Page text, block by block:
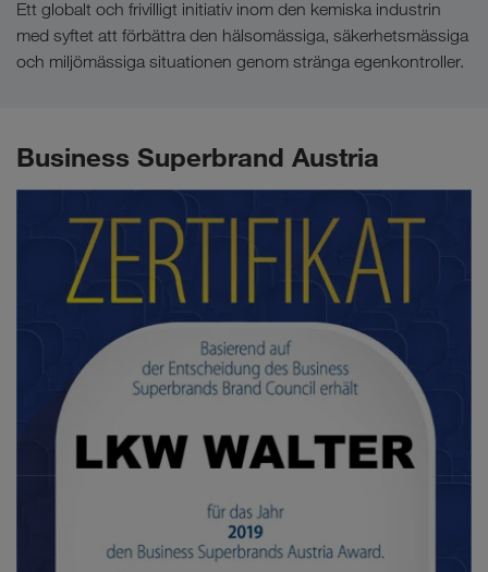
Ett globalt och frivilligt initiativ inom den kemiska industrin
med syftet att förbättra den hälsomässiga, säkerhetsmässiga
och miljömässiga situationen genom stränga egenkontroller.
Business Superbrand Austria